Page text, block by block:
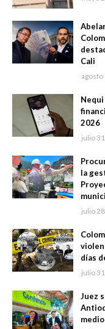
Cali
agosto
2026
julio
la
julio
días
julio
Juez